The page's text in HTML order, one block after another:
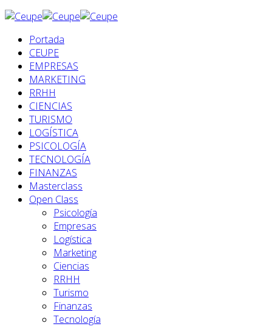
Portada
CEUPE
EMPRESAS
MARKETING
RRHH
CIENCIAS
TURISMO
LOGÍSTICA
PSICOLOGÍA
TECNOLOGÍA
FINANZAS
Masterclass
Open Class
Psicología
Empresas
Logística
Marketing
Ciencias
RRHH
Turismo
Finanzas
Tecnología